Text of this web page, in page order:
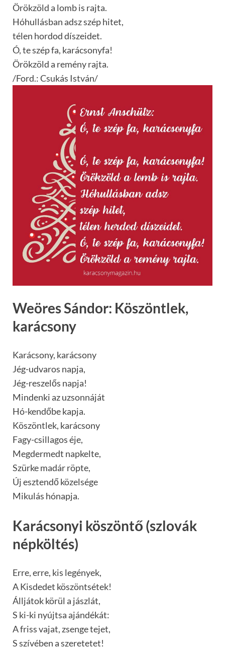
Örökzöld a lomb is rajta.
Hóhullásban adsz szép hitet,
télen hordod díszeidet.
Ó, te szép fa, karácsonyfa!
Örökzöld a remény rajta.
/Ford.: Csukás István/
Weöres Sándor: Köszöntlek,
karácsony
Karácsony, karácsony
Jég-udvaros napja,
Jég-reszelős napja!
Mindenki az uzsonnáját
Hó-kendőbe kapja.
Köszöntlek, karácsony
Fagy-csillagos éje,
Megdermedt napkelte,
Szürke madár röpte,
Új esztendő közelsége
Mikulás hónapja.
Karácsonyi köszöntő (szlovák
népköltés)
Erre, erre, kis legények,
A Kisdedet köszöntsétek!
Álljátok körül a jászlát,
S ki-ki nyújtsa ajándékát:
A friss vajat, zsenge tejet,
S szívében a szeretetet!